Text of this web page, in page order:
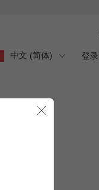
中文 (简体) 登录